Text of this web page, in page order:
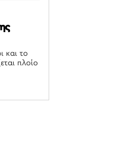
και το
πλοίο